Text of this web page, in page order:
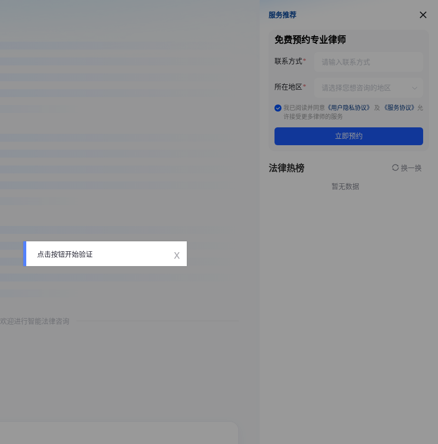
欢迎进行智能法律咨询
服务推荐
服务推荐
免费预约专业律师
联系方式
所在地区
我已阅读并同意 《用户隐私协议》 及 《服务协议》 允
许接受更多律师的服务
立即预约
法律热榜 换一换
暂无数据
点击按钮开始验证 x